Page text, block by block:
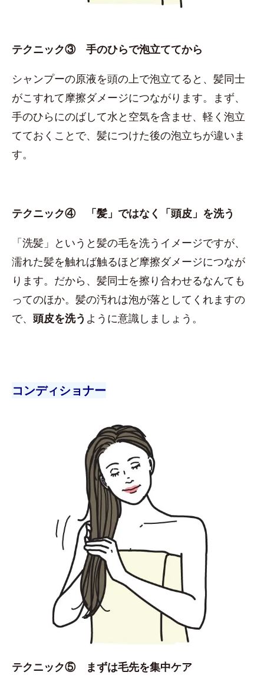
テクニック③ 手のひらで泡立ててから
シャンプーの原液を頭の上で泡立てると、髪同士
がこすれて摩擦ダメージにつながります。まず、
手のひらにのばして水と空気を含ませ、軽く泡立
てておくことで、髪につけた後の泡立ちが違いま
す。
テクニック④ 「髪」ではなく「頭皮」を洗う
「洗髪」というと髪の毛を洗うイメージですが、
濡れた髪を触れば触るほど摩擦ダメージにつなが
ります。だから、髪同士を擦り合わせるなんても
ってのほか。髪の汚れは泡が落としてくれますの
で、 頭皮を洗う ように意識しましょう。
コンディショナー
テクニック⑤ まずは毛先を集中ケア